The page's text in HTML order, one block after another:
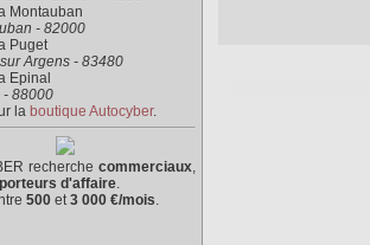
Montauban
- 82000
Puget
Argens - 83480
Epinal
- 88000
la boutique Autocyber.
recherche commerciaux,
d'affaire.
500 et3 000 €/mois.